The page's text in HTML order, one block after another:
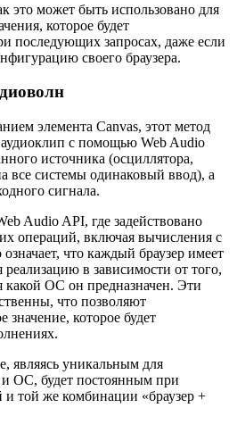
это может быть использовано для
которое будет
последующих запросах, даже если
своего браузера.
элемента Canvas, этот метод
аудиоклип с помощью Web Audio
источника (осциллятора,
все системы одинаковый ввод), а
сигнала.
Audio API, где задействовано
операций, включая вычисления с
что каждый браузер имеет
в зависимости от того,
какой ОС он предназначен. Эти
что позволяют
значение, которое будет
являясь уникальным для
ОС, будет постоянным при
той же комбинации «браузер +